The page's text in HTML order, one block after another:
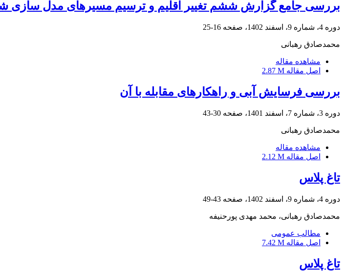
بررسی جامع گزارش ششم تغییر اقلیم و ترسیم مسیرهای مدل سازی
دوره 4، شماره 9، اسفند 1402، صفحه 16-25
محمدصادق رهبانی
مشاهده مقاله
اصل مقاله 2.87 M
بررسی فرسایش آبی و راهکارهای مقابله با آن
دوره 3، شماره 7، اسفند 1401، صفحه 30-43
محمدصادق رهبانی
مشاهده مقاله
اصل مقاله 2.12 M
تاغ پلاس
دوره 4، شماره 9، اسفند 1402، صفحه 43-49
محمدصادق رهبانی، محمد مهدی پورحنیفه
مطالب عمومی
اصل مقاله 7.42 M
تاغ پلاس